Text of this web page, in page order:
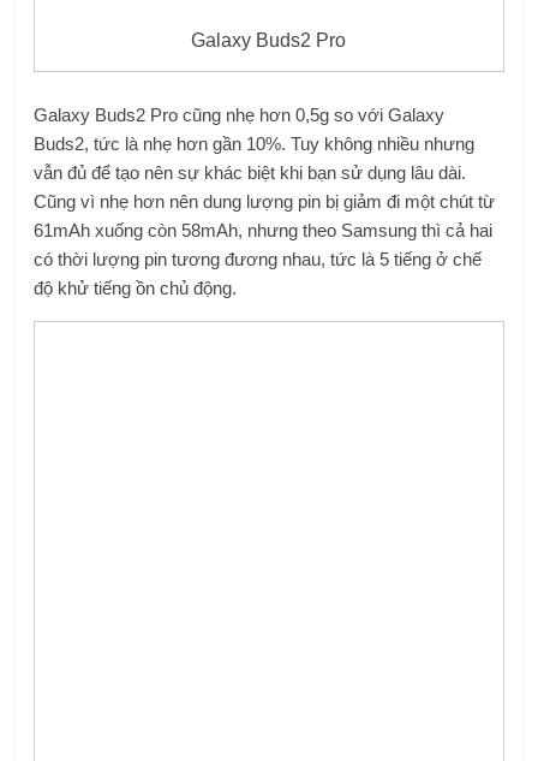
Galaxy Buds2 Pro
Galaxy Buds2 Pro cũng nhẹ hơn 0,5g so với Galaxy
Buds2, tức là nhẹ hơn gần 10%. Tuy không nhiều nhưng
vẫn đủ để tạo nên sự khác biệt khi bạn sử dụng lâu dài.
Cũng vì nhẹ hơn nên dung lượng pin bị giảm đi một chút từ
61mAh xuống còn 58mAh, nhưng theo Samsung thì cả hai
có thời lượng pin tương đương nhau, tức là 5 tiếng ở chế
độ khử tiếng ồn chủ động.